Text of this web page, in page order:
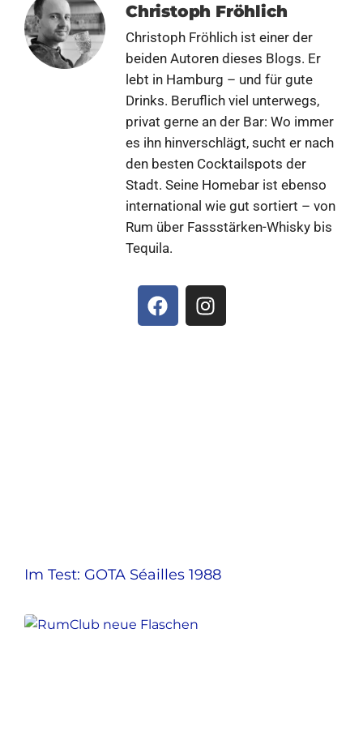
Christoph Fröhlich
Christoph Fröhlich ist einer der
beiden Autoren dieses Blogs. Er
lebt in Hamburg – und für gute
Drinks. Beruflich viel unterwegs,
privat gerne an der Bar: Wo immer
es ihn hinverschlägt, sucht er nach
den besten Cocktailspots der
Stadt. Seine Homebar ist ebenso
international wie gut sortiert – von
Rum über Fassstärken-Whisky bis
Tequila.
Im Test: GOTA Séailles 1988